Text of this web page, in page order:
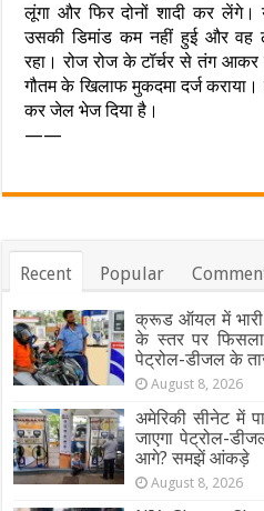
लूंगा और फिर दोनों शादी कर
उसकी डिमांड कम नहीं हुई और वह
रहा। रोज रोज के टॉर्चर से तंग आकर
गौतम के खिलाफ मुकदमा दर्ज कराया।
कर जेल भेज दिया है।
——
Recent Popular
क्रूड ऑयल में भारी
के स्तर पर
पेट्रोल-डीजल के
August 8, 2026
अमेरिकी सीनेट में
जाएगा पेट्रोल-
आगे? समझें आंकड़े
August 8, 2026